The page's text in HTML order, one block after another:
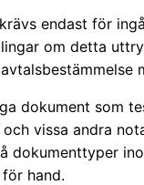
endast för
om detta
dokument som
vissa andra
dokumenttyper
hand.